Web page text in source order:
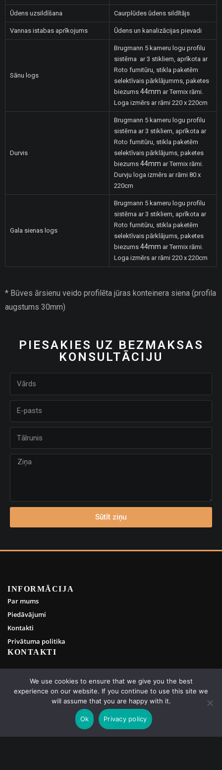
Ūdens uzsildīšana Caurplūdes ūdens sildītājs
Vannas istabas aprīkojums Ūdens un kanalizācijas pievadi
Sānu logs
Brugmann 5 kameru logu profilu
sistēma ar 3 stikliem, aprīkota ar
Roto furnitūru, stikla paketēm
selektīvais pārklājumms, paketes
biezums44mm ar Termix rāmi.
Loga izmērs ar rāmi 220 x 220cm
Durvis
Brugmann 5 kameru logu profilu
sistēma ar 3 stikliem, aprīkota ar
Roto furnitūru, stikla paketēm
selektīvais pārklājums, paketes
biezums44mm ar Termix rāmi.
Durvju loga izmērs ar rāmi 80 x
220cm
Gala sienas logs
Brugmann 5 kameru logu profilu
sistēma ar 3 stikliem, aprīkota ar
Roto furnitūru, stikla paketēm
selektīvais pārklājums, paketes
biezums44mm ar Termix rāmi.
Loga izmērs ar rāmi 220 x 220cm
* Būves ārsienu veido profilēta jūras konteinera siena (profila
augstums 30mm)
PIESAKIES UZ BEZMAKSAS
KONSULTĀCIJU
Sūtīt ziņu
INFORMĀCIJA
Par mums
Piedāvājumi
Kontakti
Privātuma politika
KONTAKTI
info@rebornsaunas.com
+371 29441180
Jaunkūlas 21, Ādaži, Ādažu novads, LV-2164
We use cookies to ensure that we give you the best
experience on our website. If you continue to use this site we
will assume that you are happy with it.
Ok Privacy policy